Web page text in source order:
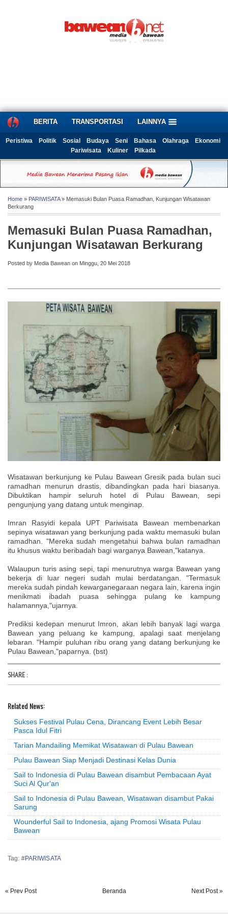
BERITA TRANSPORTASI LAINNYA
Peristiwa Politik Sosial Budaya Seni Bahasa Olahraga
Ekonomi
Pariwisata
Kuliner Pilkada
Home » PARIWISATA» Memasuki Bulan Puasa Ramadhan, Kunjungan Wisatawan
Berkurang
Memasuki Bulan Puasa Ramadhan,
Kunjungan Wisatawan Berkurang
Posted by Media Bawean on Minggu, 20 Mei 2018
Wisatawan berkunjung ke Pulau Bawean Gresik pada bulan suci
ramadhan menurun drastis, dibandingkan pada hari biasanya.
Dibuktikan hampir seluruh hotel di Pulau Bawean, sepi
pengunjung yang datang untuk menginap.
Imran Rasyidi kepala UPT Pariwisata Bawean membenarkan
sepinya wisatawan yang berkunjung pada waktu memasuki bulan
ramadhan. "Mereka sudah mengetahui bahwa bulan ramadhan
itu khusus waktu beribadah bagi warganya Bawean,"katanya.
Walaupun turis asing sepi, tapi menurutnya warga Bawean yang
bekerja di luar negeri sudah mulai berdatangan. "Termasuk
mereka sudah pindah kewarganegaraan negara lain, karena ingin
menikmati ibadah puasa sehingga pulang ke kampung
halamannya,"ujarnya.
Prediksi kedepan menurut Imron, akan lebih banyak lagi warga
Bawean yang peluang ke kampung, apalagi saat menjelang
lebaran. "Hampir puluhan ribu orang yang datang berkunjung ke
Pulau Bawean,"paparnya. (bst)
SHARE :
Related News:
Sukses Festival Pulau Cena, Dirancang Event Lebih Besar
Pasca Idul Fitri
Tarian Mandailing Memikat Wisatawan di Pulau Bawean
Pulau Bawean Siap Menjadi Destinasi Kelas Dunia
Sail to Indonesia di Pulau Bawean disambut Pembacaan Ayat
Suci Al Qur'an
Sail to Indonesia di Pulau Bawean, Wisatawan disambut Pakai
Sarung
Wounderful Sail to Indonesia, ajang Promosi Wisata Pulau
Bawean
Tag: #PARIWISATA
« Prev Post Next Post »
Beranda